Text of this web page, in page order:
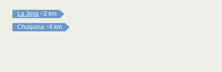
La Joya ~2 km
Chuquina ~4 km